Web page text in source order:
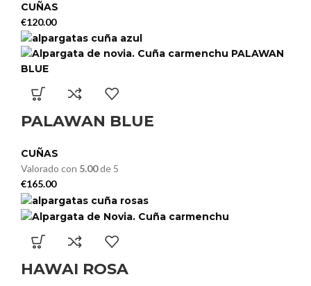
CUÑAS
€120.00
PALAWAN BLUE
CUÑAS
Valorado con 5.00de 5
€165.00
HAWAI ROSA